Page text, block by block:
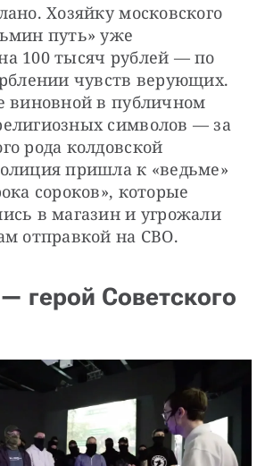
Хозяйку московского
путь» уже
100 тысяч рублей — по
чувств верующих.
виновной в публичном
символов — за
рода колдовской
пришла к «ведьме»
сороков», которые
в магазин и угрожали
отправкой на СВО.
герой Советского